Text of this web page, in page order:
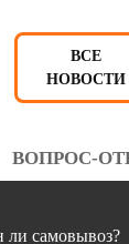
ВСЕ
НОВОСТИ
ВОПРОС-
ли самовывоз?